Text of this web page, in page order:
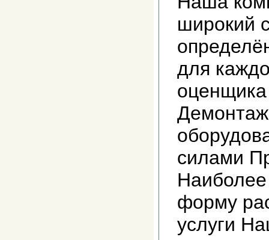
широкий
для
Демонтаж
силами
форму
услуги